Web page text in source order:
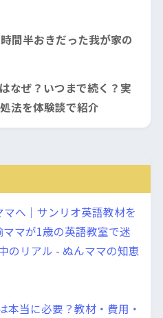
間半おきだった我が家の
なぜ？いつまで続く？実
法を体験談で紹介
へ｜サンリオ英語教材を
ママが1歳の英語教室で迷
のリアル - ぬんママの知恵
本当に必要？教材・費用・